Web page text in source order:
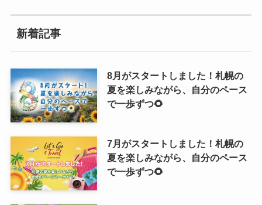
新着記事
8月がスタートしました！札幌の
夏を楽しみながら、自分のペース
で一歩ずつ🌻
7月がスタートしました！札幌の
夏を楽しみながら、自分のペース
で一歩ずつ🌻